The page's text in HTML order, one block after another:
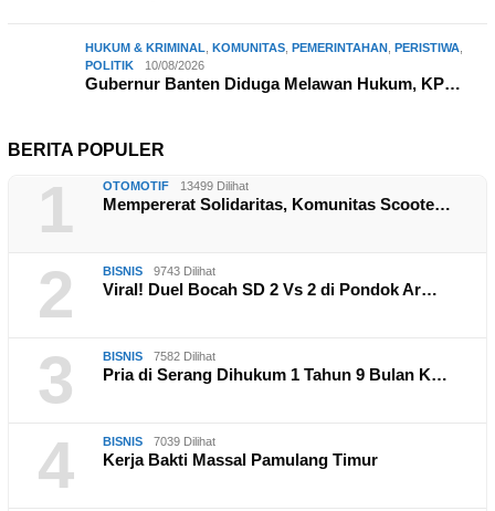
HUKUM & KRIMINAL KOMUNITAS PEMERINTAHAN PERISTIWA
POLITIK
10/08/2026
Gubernur Banten Diduga Melawan Hukum, KP…
BERITA POPULER
1 OTOMOTIF 13499 Dilihat
Mempererat Solidaritas, Komunitas Scoote…
2 BISNIS 9743 Dilihat
Viral! Duel Bocah SD 2 Vs 2 di Pondok Ar…
3 BISNIS 7582 Dilihat
Pria di Serang Dihukum 1 Tahun 9 Bulan K…
4 BISNIS 7039 Dilihat
Kerja Bakti Massal Pamulang Timur